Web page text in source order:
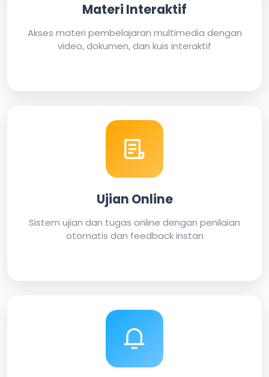
Materi Interaktif
Akses materi pembelajaran multimedia dengan
video, dokumen, dan kuis interaktif
Ujian Online
Sistem ujian dan tugas online dengan penilaian
otomatis dan feedback instan